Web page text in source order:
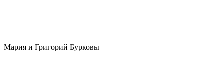
Мария и Григорий Бурковы